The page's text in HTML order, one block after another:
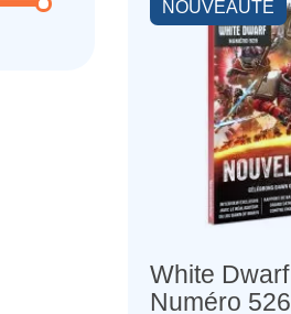
White Dwarf
Numéro 526
NOUVEAUTÉ